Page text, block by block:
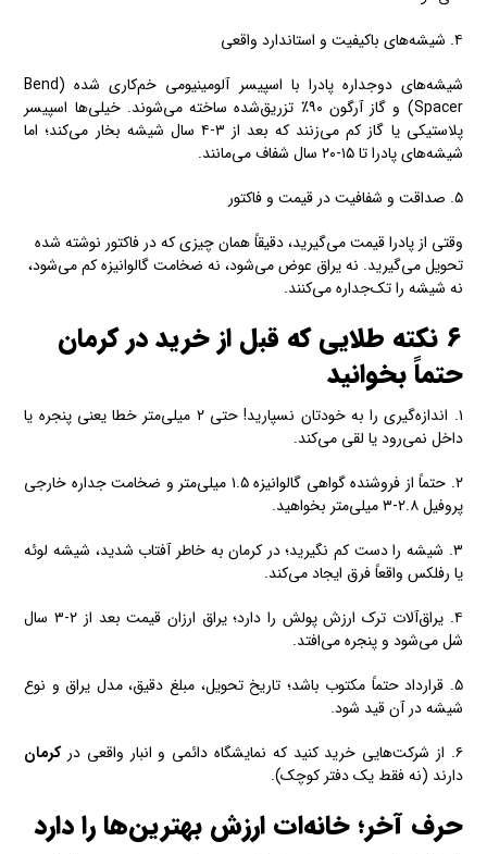
۴. شیشه‌های باکیفیت و استاندارد واقعی
شیشه‌های دوجداره پادرا با اسپیسر آلومینیومی خم‌کاری شده (Bend
Spacer) و گاز آرگون ۹۰٪ تزریق‌شده ساخته می‌شوند. خیلی‌ها اسپیسر
پلاستیکی یا گاز کم می‌زنند که بعد از ۳-۴ سال شیشه بخار می‌کند؛ اما
شیشه‌های پادرا تا ۱۵-۲۰ سال شفاف می‌مانند.
۵. صداقت و شفافیت در قیمت و فاکتور
وقتی از پادرا قیمت می‌گیرید، دقیقاً همان چیزی که در فاکتور نوشته شده
تحویل می‌گیرید. نه یراق عوض می‌شود، نه ضخامت گالوانیزه کم می‌شود،
نه شیشه را تک‌جداره می‌کنند.
۶ نکته طلایی که قبل از خرید در کرمان
حتماً بخوانید
۱. اندازه‌گیری را به خودتان نسپارید! حتی ۲ میلی‌متر خطا یعنی پنجره یا
داخل نمی‌رود یا لقی می‌کند.
۲. حتماً از فروشنده گواهی گالوانیزه ۱.۵ میلی‌متر و ضخامت جداره خارجی
پروفیل ۲.۸-۳ میلی‌متر بخواهید.
۳. شیشه را دست کم نگیرید؛ در کرمان به خاطر آفتاب شدید، شیشه لوئه
یا رفلکس واقعاً فرق ایجاد می‌کند.
۴. یراق‌آلات ترک ارزش پولش را دارد؛ یراق ارزان قیمت بعد از ۲-۳ سال
شل می‌شود و پنجره می‌افتد.
۵. قرارداد حتماً مکتوب باشد؛ تاریخ تحویل، مبلغ دقیق، مدل یراق و نوع
شیشه در آن قید شود.
۶. از شرکت‌هایی خرید کنید که نمایشگاه دائمی و انبار واقعی در
کرمان
دارند (نه فقط یک دفتر کوچک).
حرف آخر؛ خانه‌ات ارزش بهترین‌ها را دارد